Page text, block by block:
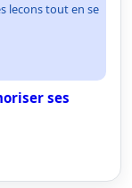
lecons tout en se
ses